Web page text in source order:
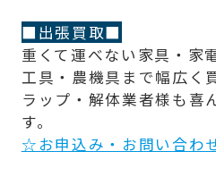
■出張買取■
重くて運べない家具・家
工具・農機具まで幅広く
ラップ・解体業者様も喜
す。
☆お申込み・お問い合わ